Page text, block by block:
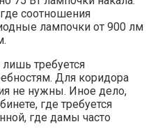
соотношения
лампочки от 900 лм
требуется
Для коридора
не нужны. Иное дело,
где требуется
где дамы часто